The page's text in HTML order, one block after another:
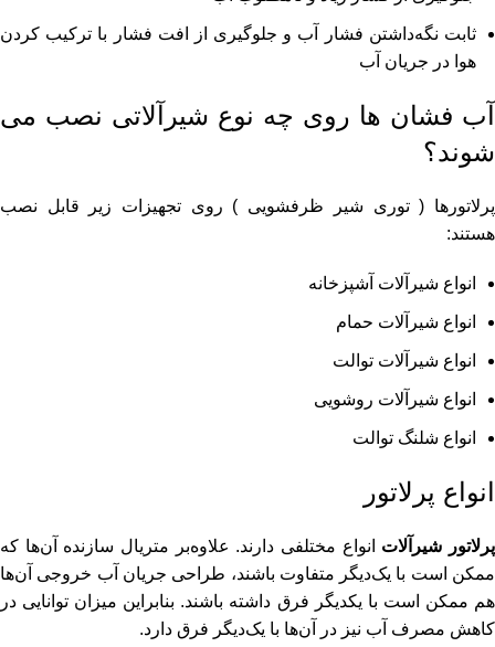
ثابت نگه‌داشتن فشار آب و جلوگیری از افت فشار با ترکیب کردن
هوا در جریان آب
آب‌ فشان‌ ها روی چه نوع شیرآلاتی نصب می‌
شوند؟
پرلاتورها ( توری شیر ظرفشویی ) روی تجهیزات زیر قابل نصب
هستند:
انواع شیرآلات آشپزخانه
انواع شیرآلات حمام
انواع شیرآلات توالت
انواع شیرآلات روشویی
انواع شلنگ توالت
انواع پرلاتور
پرلاتور شیرآلات انواع مختلفی دارند. علاوه‌بر متریال سازنده آن‌ها که
ممکن است با یک‌دیگر متفاوت باشند، طراحی جریان آب خروجی آن‌ها
هم ممکن است با یکدیگر فرق داشته‌ باشند. بنابراین میزان توانایی در
کاهش مصرف آب نیز در آن‌ها با یک‌دیگر فرق دارد.